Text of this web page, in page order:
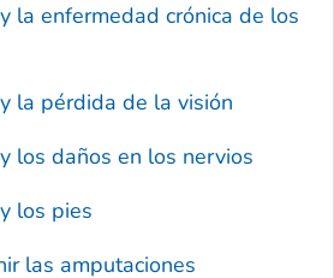
la enfermedad crónica de los
la pérdida de la visión
los daños en los nervios
los pies
las amputaciones